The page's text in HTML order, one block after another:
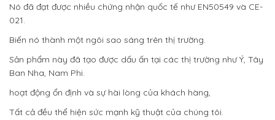
Nó đã đạt được nhiều chứng nhận quốc tế như EN50549 và CE-
021.
Biến nó thành một ngôi sao sáng trên thị trường.
Sản phẩm này đã tạo được dấu ấn tại các thị trường như Ý, Tây
Ban Nha, Nam Phi.
hoạt động ổn định và sự hài lòng của khách hàng,
Tất cả đều thể hiện sức mạnh kỹ thuật của chúng tôi.